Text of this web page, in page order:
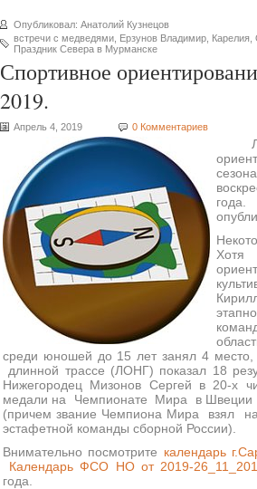
Опубликовал: Анатолий Кузнецов
встречи с медведями Ерзунов Владимир Карелия
Праздник Севера в Мурманске
Спортивное
2019.
Апрель 4, 2019 0 Комментариев
среди юношей до 15 лет занял 4 место,
длинной трассе (ЛОНГ) показал 18
Нижегородец Мизонов Сергей в 20-х
медали на Чемпионате Мира в Швеции
(причем звание Чемпиона Мира взял
эстафетной команды сборной России).
Внимательно посмотрите календарь
Календарь ФСО НО от 2019-
года.